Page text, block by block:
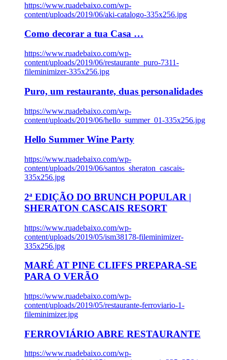
https://www.ruadebaixo.com/wp-
content/uploads/2019/06/aki-catalogo-335x256.jpg
Como decorar a tua Casa …
https://www.ruadebaixo.com/wp-
content/uploads/2019/06/restaurante_puro-7311-
fileminimizer-335x256.jpg
Puro, um restaurante, duas personalidades
https://www.ruadebaixo.com/wp-
content/uploads/2019/06/hello_summer_01-335x256.jpg
Hello Summer Wine Party
https://www.ruadebaixo.com/wp-
content/uploads/2019/06/santos_sheraton_cascais-
335x256.jpg
2ª EDIÇÃO DO BRUNCH POPULAR |
SHERATON CASCAIS RESORT
https://www.ruadebaixo.com/wp-
content/uploads/2019/05/ism38178-fileminimizer-
335x256.jpg
MARÉ AT PINE CLIFFS PREPARA-SE
PARA O VERÃO
https://www.ruadebaixo.com/wp-
content/uploads/2019/05/restaurante-ferroviario-1-
fileminimizer.jpg
FERROVIÁRIO ABRE RESTAURANTE
https://www.ruadebaixo.com/wp-